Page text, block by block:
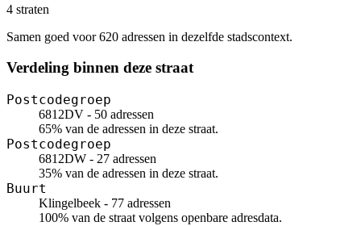
4 straten
Samen goed voor 620 adressen in dezelfde stadscontext.
Verdeling binnen deze straat
Postcodegroep
6812DV - 50 adressen
65% van de adressen in deze straat.
Postcodegroep
6812DW - 27 adressen
35% van de adressen in deze straat.
Buurt
Klingelbeek - 77 adressen
100% van de straat volgens openbare adresdata.